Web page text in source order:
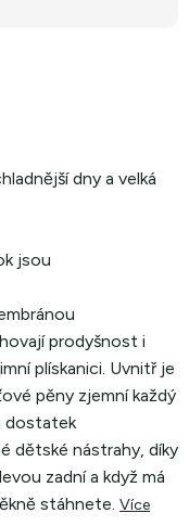
dny a velká
jsou
prodyšnost i
plískanici. Uvnitř je
pěny zjemní každý
dostatek
dětské nástrahy, díky
zadní a když má
stáhnete. Více